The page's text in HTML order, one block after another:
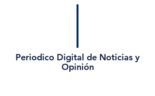
Periodico Digital de Noticias y
Opinión